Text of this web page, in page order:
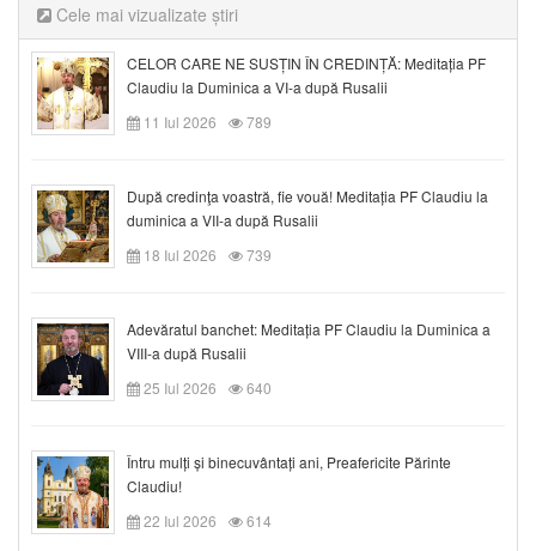
Cele mai vizualizate știri
CELOR CARE NE SUSȚIN ÎN CREDINȚĂ: Meditația PF
Claudiu la Duminica a VI-a după Rusalii
11 Iul 2026
789
După credinţa voastră, fie vouă! Meditația PF Claudiu la
duminica a VII-a după Rusalii
18 Iul 2026
739
Adevăratul banchet: Meditația PF Claudiu la Duminica a
VIII-a după Rusalii
25 Iul 2026
640
Întru mulți și binecuvântați ani, Preafericite Părinte
Claudiu!
22 Iul 2026
614